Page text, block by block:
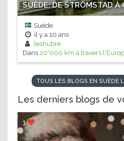
SUÈDE: DE STRÖMSTAD À
Suède
il y a 10 ans
leshubre
Dans20'000 km à travers
TOUS LES BLOGS EN SUÈDE
Les derniers blogs de
1